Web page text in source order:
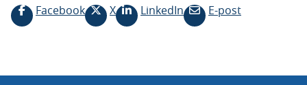
Facebook
X LinkedIn E-post